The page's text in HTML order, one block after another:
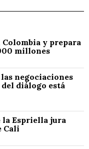
Colombia y prepara
millones
negociaciones
diálogo está
la Espriella jura
Cali